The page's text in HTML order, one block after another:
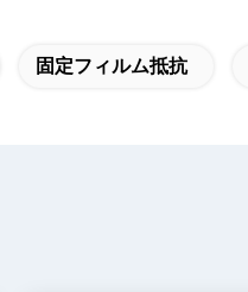
固定フィルム抵抗